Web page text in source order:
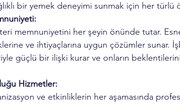
bir yemek deneyimi sunmak için her türlü
memnuniyetini her şeyin önünde tutar.
ve ihtiyaçlarına uygun çözümler sunar.
güçlü bir ilişki kurar ve onların
Hizmetler:
ve etkinliklerin her aşamasında